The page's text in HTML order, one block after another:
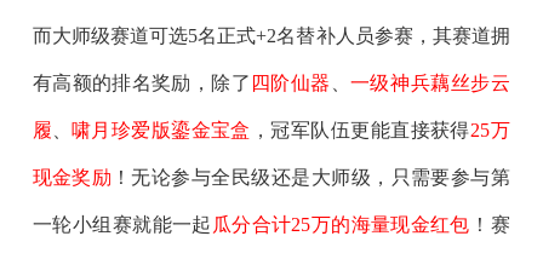
而大师级赛道可选5名正式+2名替补人员参赛，其赛道拥
有高额的排名奖励，除了 四阶仙器 一级神兵藕丝步云
履 啸月珍爱版鎏金宝盒 ，冠军队伍更能直接获得25万
现金奖励 ！无论参与全民级还是大师级，只需要参与第
一轮小组赛就能一起 瓜分合计25万的海量现金红包 ！赛